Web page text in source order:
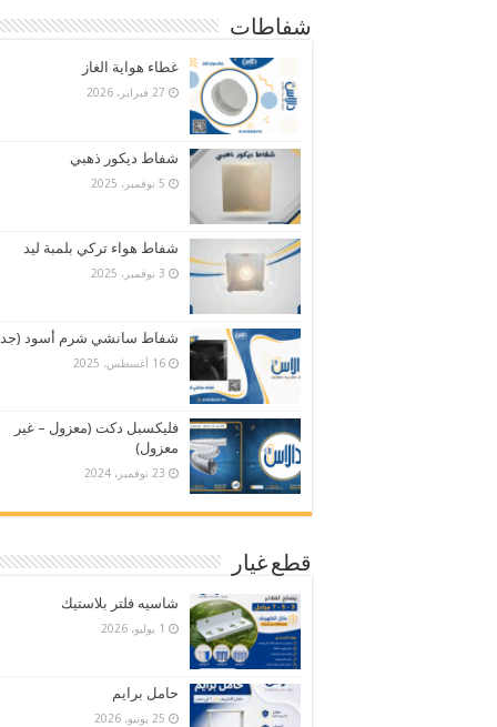
شفاطات
غطاء هواية الغاز
27 فبراير، 2026
شفاط ديكور ذهبي
5 نوفمبر، 2025
شفاط هواء تركي بلمبة ليد
3 نوفمبر، 2025
شفاط سانشي شرم أسود
16 أغسطس، 2025
فليكسبل دكت (معزول – غير
معزول)
23 نوفمبر، 2024
قطع غيار
شاسيه فلتر بلاستيك
1 يوليو، 2026
حامل برايم
25 يونيو، 2026